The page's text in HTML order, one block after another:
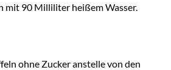
mit 90 Milliliter heißem Wasser.
ohne Zucker anstelle von den